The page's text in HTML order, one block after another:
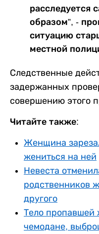
расследуется
образом”, -
ситуацию
местной
Следственные
задержанных
совершению этого
Читайте также:
Женщина
жениться на ней
Невеста
родственников
другого
Тело
чемодане,